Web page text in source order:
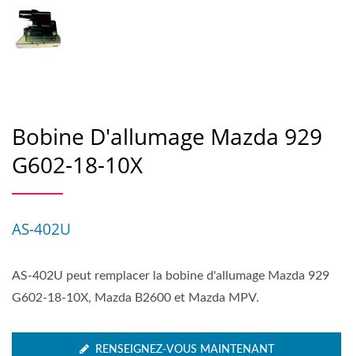
Bobine D'allumage Mazda 929
G602-18-10X
AS-402U
AS-402U peut remplacer la bobine d'allumage Mazda 929
G602-18-10X, Mazda B2600 et Mazda MPV.
RENSEIGNEZ-VOUS MAINTENANT